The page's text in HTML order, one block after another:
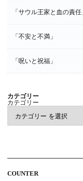
「サウル王家と血の責任
「不安と不満」
「呪いと祝福」
カテゴリー
カテゴリー
COUNTER